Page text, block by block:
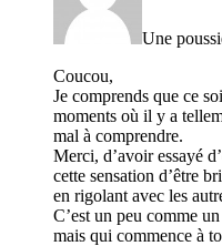
Une
Coucou,
Je comprends que ce
moments où il y a
mal à comprendre.
Merci, d’avoir essayé
cette sensation d’être
en rigolant avec les
C’est un peu comme
mais qui commence à